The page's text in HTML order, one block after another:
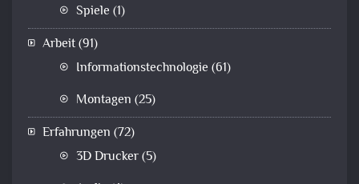
Spiele (1)
Arbeit(91)
Informationstechnologie (61)
Montagen (25)
Erfahrungen (72)
3D Drucker(5)